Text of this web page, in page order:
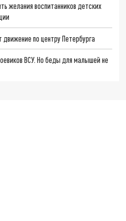
желания воспитанников детских
движение по центру Петербурга
ВСУ. Но беды для малышей не